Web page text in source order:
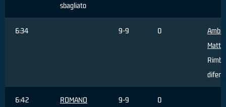
sbagliato
6:34 9-9 0
6:42
ROMANO
9-9 0